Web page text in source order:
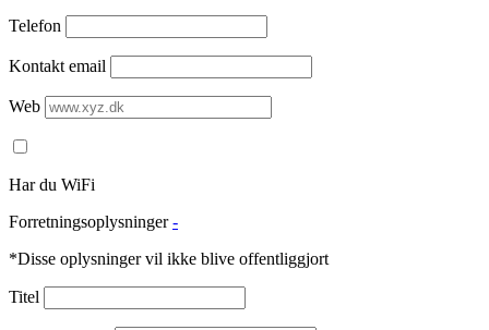
Telefon
Kontakt email
Web
Har du WiFi
Forretningsoplysninger -
*Disse oplysninger vil ikke blive offentliggjort
Titel